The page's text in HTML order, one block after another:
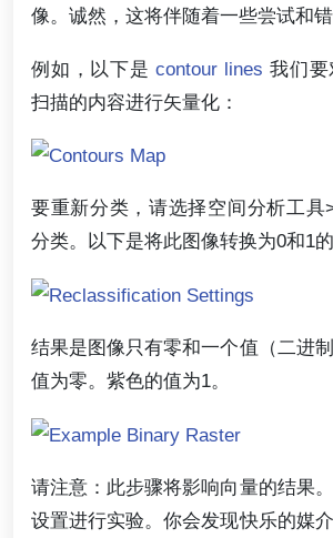
像。诚然，这将伴随着一些尝试和错
例如，以下是contour lines 我们
扫描的内容进行矢量化：
要重新分类，请选择空间分析工具
分类。以下是将此图像转换为0和1的
结果是图像只有零和一个值（二进
值为零。紫色的值为1。
请注意：此步骤将影响向量的结果
设置进行实验。你会发现快乐的媒